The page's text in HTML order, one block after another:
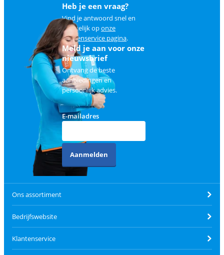
Heb je een vraag?
Vind je antwoord snel en
makkelijk oponze
klantenservice pagina.
Meld je aan voor onze
nieuwsbrief
Ontvang de beste
aanbiedingen en
persoonlijk advies.
E-mailadres
Aanmelden
Ons assortiment
Bedrijfswebsite
Klantenservice